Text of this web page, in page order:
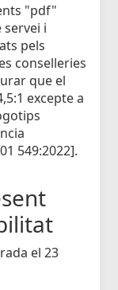
"pdf"
i
pels
conselleries
que el
excepte a
549:2022].
el 23